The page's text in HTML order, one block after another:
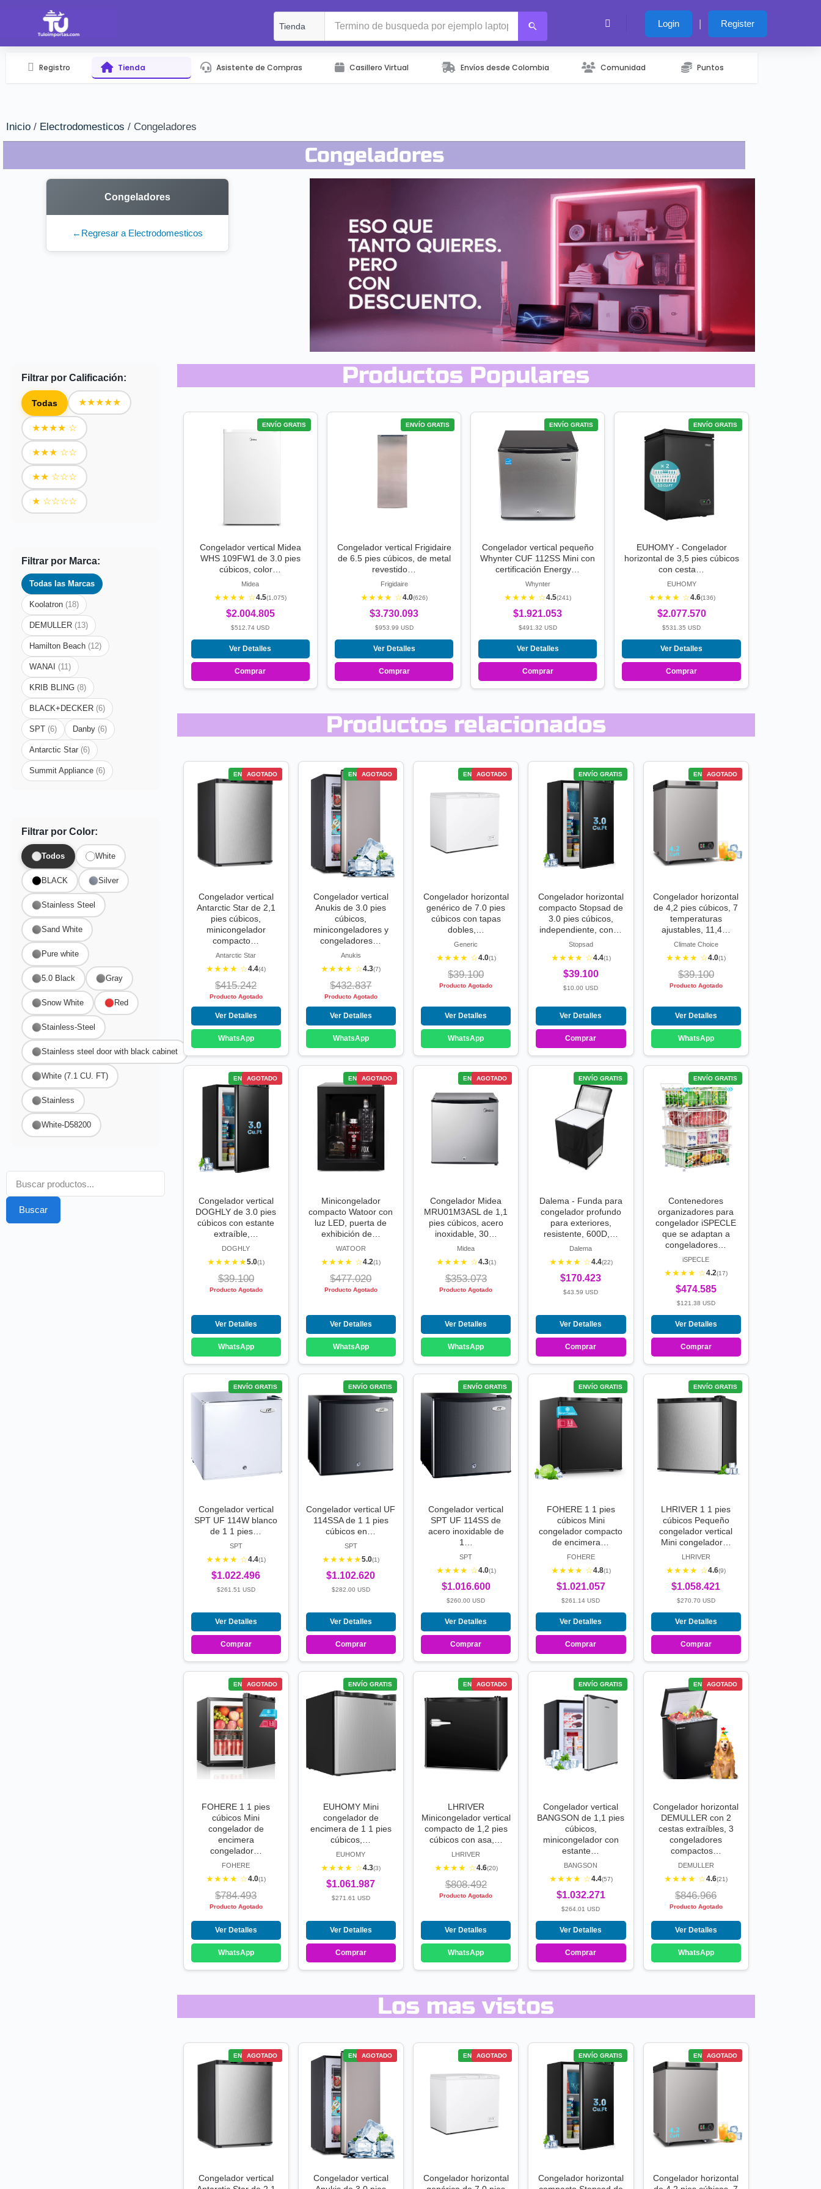
Login | Register
Registro Tienda Asistente de Compras Casillero Virtual Envíos desde Colombia Comunidad Puntos
Inicio / Electrodomesticos / Congeladores
Congeladores
Congeladores
← Regresar a Electrodomesticos
Filtrar por Calificación:
Todas ★★★★★
★★★★ ☆
★★★ ☆☆
★★ ☆☆☆
★ ☆☆☆☆
Filtrar por Marca:
Todas las Marcas
Koolatron (18)
DEMULLER (13)
Hamilton Beach (12)
WANAI (11)
KRIB BLING (8)
BLACK+DECKER (6)
SPT (6) Danby (6)
Antarctic Star (6)
Summit Appliance (6)
Filtrar por Color:
Todos White
BLACK Silver
Stainless Steel
Sand White
Pure white
5.0 Black Gray
Snow White Red
Stainless-Steel
Stainless steel door with black cabinet
White (7.1 CU. FT)
Stainless
White-D58200
Buscar
Productos Populares
ENVÍO GRATIS
Congelador vertical Midea
WHS 109FW1 de 3.0 pies
cúbicos, color…
Midea
★★★★ ☆4.5(1,075)
$2.004.805
$512.74 USD
Ver Detalles
Comprar
ENVÍO GRATIS
Congelador vertical Frigidaire
de 6.5 pies cúbicos, de metal
revestido…
Frigidaire
★★★★ ☆4.0(626)
$3.730.093
$953.99 USD
Ver Detalles
Comprar
ENVÍO GRATIS
Congelador vertical pequeño
Whynter CUF 112SS Mini con
certificación Energy…
Whynter
★★★★ ☆4.5(241)
$1.921.053
$491.32 USD
Ver Detalles
Comprar
ENVÍO GRATIS
EUHOMY - Congelador
horizontal de 3,5 pies cúbicos
con cesta…
EUHOMY
★★★★ ☆4.6(136)
$2.077.570
$531.35 USD
Ver Detalles
Comprar
Productos relacionados
ENVÍO GRATIS
AGOTADO
Congelador vertical
Antarctic Star de 2,1
pies cúbicos,
minicongelador
compacto…
Antarctic Star
★★★★ ☆4.4(4)
$415.242
Producto Agotado
Ver Detalles
WhatsApp
ENVÍO GRATIS
AGOTADO
Congelador vertical
Anukis de 3.0 pies
cúbicos,
minicongeladores y
congeladores…
Anukis
★★★★ ☆4.3(7)
$432.837
Producto Agotado
Ver Detalles
WhatsApp
ENVÍO GRATIS
AGOTADO
Congelador horizontal
genérico de 7.0 pies
cúbicos con tapas
dobles,…
Generic
★★★★ ☆4.0(1)
$39.100
Producto Agotado
Ver Detalles
WhatsApp
ENVÍO GRATIS
Congelador horizontal
compacto Stopsad de
3.0 pies cúbicos,
independiente, con…
Stopsad
★★★★ ☆4.4(1)
$39.100
$10.00 USD
Ver Detalles
Comprar
ENVÍO GRATIS
AGOTADO
Congelador horizontal
de 4,2 pies cúbicos, 7
temperaturas
ajustables, 11,4…
Climate Choice
★★★★ ☆4.0(1)
$39.100
Producto Agotado
Ver Detalles
WhatsApp
ENVÍO GRATIS
AGOTADO
Congelador vertical
DOGHLY de 3.0 pies
cúbicos con estante
extraíble,…
DOGHLY
★★★★★5.0(1)
$39.100
Producto Agotado
Ver Detalles
WhatsApp
ENVÍO GRATIS
AGOTADO
Minicongelador
compacto Watoor con
luz LED, puerta de
exhibición de…
WATOOR
★★★★ ☆4.2(1)
$477.020
Producto Agotado
Ver Detalles
WhatsApp
ENVÍO GRATIS
AGOTADO
Congelador Midea
MRU01M3ASL de 1,1
pies cúbicos, acero
inoxidable, 30…
Midea
★★★★ ☆4.3(1)
$353.073
Producto Agotado
Ver Detalles
WhatsApp
ENVÍO GRATIS
Dalema - Funda para
congelador profundo
para exteriores,
resistente, 600D,…
Dalema
★★★★ ☆4.4(22)
$170.423
$43.59 USD
Ver Detalles
Comprar
ENVÍO GRATIS
Contenedores
organizadores para
congelador iSPECLE
que se adaptan a
congeladores…
iSPECLE
★★★★ ☆4.2(17)
$474.585
$121.38 USD
Ver Detalles
Comprar
ENVÍO GRATIS
Congelador vertical
SPT UF 114W blanco
de 1 1 pies…
SPT
★★★★ ☆4.4(1)
$1.022.496
$261.51 USD
Ver Detalles
Comprar
ENVÍO GRATIS
Congelador vertical UF
114SSA de 1 1 pies
cúbicos en…
SPT
★★★★★5.0(1)
$1.102.620
$282.00 USD
Ver Detalles
Comprar
ENVÍO GRATIS
Congelador vertical
SPT UF 114SS de
acero inoxidable de
1…
SPT
★★★★ ☆4.0(1)
$1.016.600
$260.00 USD
Ver Detalles
Comprar
ENVÍO GRATIS
FOHERE 1 1 pies
cúbicos Mini
congelador compacto
de encimera…
FOHERE
★★★★ ☆4.8(1)
$1.021.057
$261.14 USD
Ver Detalles
Comprar
ENVÍO GRATIS
LHRIVER 1 1 pies
cúbicos Pequeño
congelador vertical
Mini congelador…
LHRIVER
★★★★ ☆4.6(9)
$1.058.421
$270.70 USD
Ver Detalles
Comprar
ENVÍO GRATIS
AGOTADO
FOHERE 1 1 pies
cúbicos Mini
congelador de
encimera
congelador…
FOHERE
★★★★ ☆4.0(1)
$784.493
Producto Agotado
Ver Detalles
WhatsApp
ENVÍO GRATIS
EUHOMY Mini
congelador de
encimera de 1 1 pies
cúbicos,…
EUHOMY
★★★★ ☆4.3(3)
$1.061.987
$271.61 USD
Ver Detalles
Comprar
ENVÍO GRATIS
AGOTADO
LHRIVER
Minicongelador vertical
compacto de 1,2 pies
cúbicos con asa,…
LHRIVER
★★★★ ☆4.6(20)
$808.492
Producto Agotado
Ver Detalles
WhatsApp
ENVÍO GRATIS
Congelador vertical
BANGSON de 1,1 pies
cúbicos,
minicongelador con
estante…
BANGSON
★★★★ ☆4.4(57)
$1.032.271
$264.01 USD
Ver Detalles
Comprar
ENVÍO GRATIS
AGOTADO
Congelador horizontal
DEMULLER con 2
cestas extraíbles, 3
congeladores
compactos…
DEMULLER
★★★★ ☆4.6(21)
$846.966
Producto Agotado
Ver Detalles
WhatsApp
Los mas vistos
ENVÍO GRATIS
AGOTADO
Congelador vertical
ENVÍO GRATIS
AGOTADO
Congelador vertical
ENVÍO GRATIS
AGOTADO
Congelador horizontal
ENVÍO GRATIS
Congelador horizontal
ENVÍO GRATIS
AGOTADO
Congelador horizontal